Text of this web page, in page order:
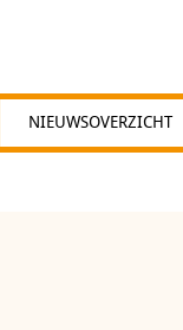
NIEUWSOVERZICHT